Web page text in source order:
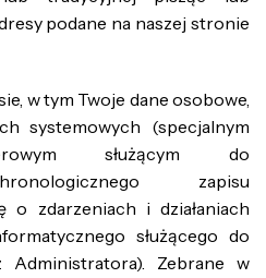
podane na naszej stronie
w tym Twoje dane osobowe,
systemowych (specjalnym
służącym do
zapisu
o zdarzeniach i działaniach
służącego do
Administratora). Zebrane w